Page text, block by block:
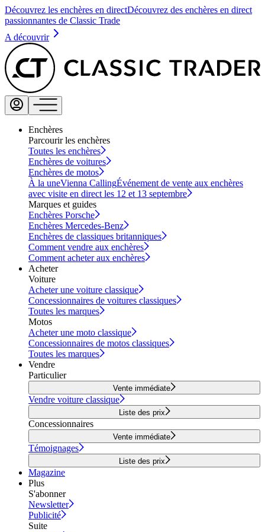
Découvrez les enchères en directDécouvrez des enchères en direct
passionnantes de Classic Trade
A découvrir
Enchères
Parcourir les enchères
Toutes les enchères
Enchères de voitures
Enchères de motos
À la uneVienna CallingÉvénement de vente aux enchères
avec visite en direct les 12 et 13 septembre
Marques et guides
Enchères Porsche
Enchères Mercedes-Benz
Enchères de classiques britanniques
Comment vendre aux enchères
Comment acheter aux enchères
Acheter
Voiture
Acheter une voiture classique
Concessionnaires de voitures classiques
Toutes les marques
Motos
Acheter une moto classique
Concessionnaires de motos classiques
Toutes les marques
Vendre
Particulier
Vente immédiate
Vendre voiture classique
Liste des prix
Concessionnaires
Vente immédiate
Témoignages
Liste des prix
Magazine
Plus
S'abonner
Newsletter
Publicité
Suite